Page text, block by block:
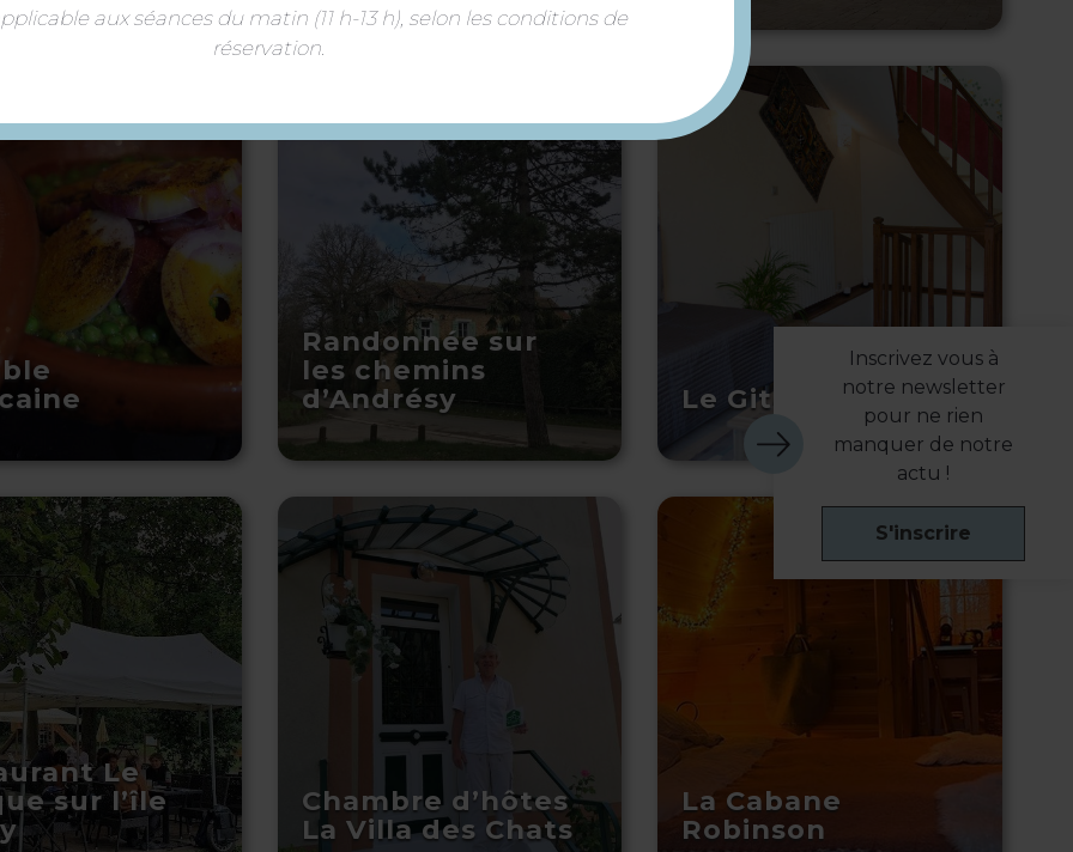
Randonnée sur
les chemins
d’Andrésy
Le Gite d’Andrésy
Le
sur l’île
Chambre d’hôtes
La Villa des Chats
La Cabane
Robinson
Inscrivez vous à
notre newsletter
pour ne rien
manquer de notre
actu !
S'inscrire
aux séances du matin (11 h-13 h), selon les conditions de
réservation.